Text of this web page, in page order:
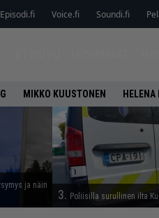
Episodi.fi Voice.fi Soundi.fi
MIKKO KUUSTONEN HELENA
ja näin
3. Poliisilla surullinen ilta